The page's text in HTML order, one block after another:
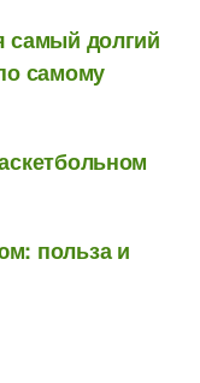
самый долгий
самому
польза и